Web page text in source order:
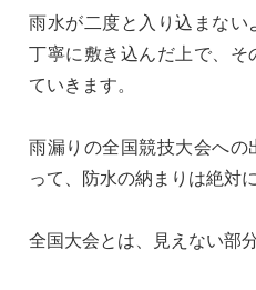
雨水が二度と入り込まない
丁寧に敷き込んだ上で、そ
ていきます。
雨漏りの全国競技大会への
って、防水の納まりは絶対
全国大会とは、見えない部